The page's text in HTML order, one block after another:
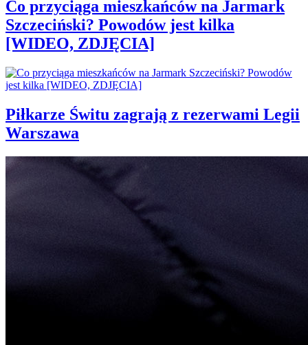
Co przyciąga mieszkańców na Jarmark
Szczeciński? Powodów jest kilka
[WIDEO, ZDJĘCIA]
Piłkarze Świtu zagrają z rezerwami Legii
Warszawa